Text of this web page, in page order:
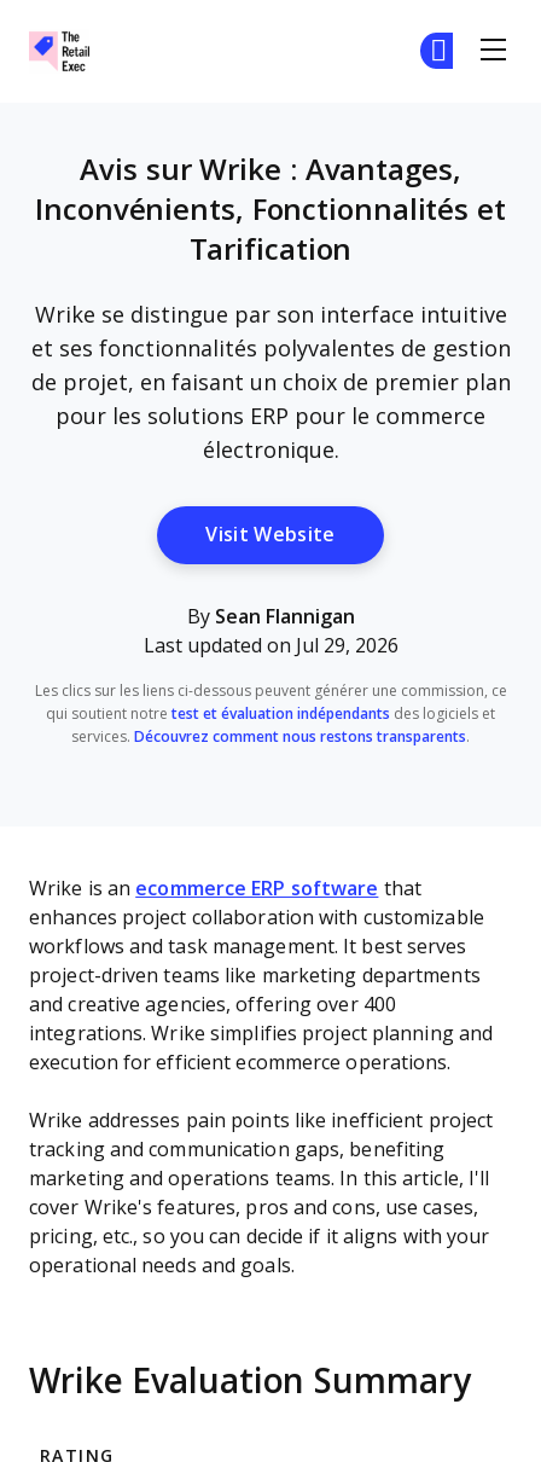
Avis sur Wrike : Avantages,
Inconvénients, Fonctionnalités et
Tarification
Wrike se distingue par son interface intuitive
et ses fonctionnalités polyvalentes de gestion
de projet, en faisant un choix de premier plan
pour les solutions ERP pour le commerce
électronique.
Visit Website Opens New Window
By Sean Flannigan
Last updated on Jul 29, 2026
Les clics sur les liens ci-dessous peuvent générer une commission, ce
qui soutient notre test et évaluation indépendants des logiciels et
services. Découvrez comment nous restons transparents.
Wrike is an ecommerce ERP software that
enhances project collaboration with customizable
workflows and task management. It best serves
project-driven teams like marketing departments
and creative agencies, offering over 400
integrations. Wrike simplifies project planning and
execution for efficient ecommerce operations.
Wrike addresses pain points like inefficient project
tracking and communication gaps, benefiting
marketing and operations teams. In this article, I'll
cover Wrike's features, pros and cons, use cases,
pricing, etc., so you can decide if it aligns with your
operational needs and goals.
Wrike Evaluation Summary
RATING